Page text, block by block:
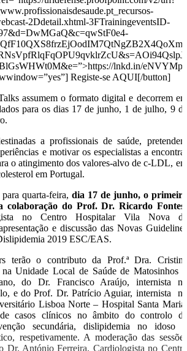
2Ddetail.xhtml-3FTrainingeventsID-
lnkd.in/
Registe-se AQUI[/button]
assumem o formato digital e decorrem em
para os dias 17 de junho, 1 de julho, 9 de
a profissionais de saúde, pretendem
e motivar os especialistas a encontrar
o atingimento dos valores-alvo de c-LDL, em
em Portugal.
quarta-feira, dia 17 de junho, o primeiro
colaboração do Prof. Dr. Ricardo Fontes-
no Centro Hospitalar Vila Nova de
e discussão das Novas Guidelines
2019 ESC/EAS.
terão o contributo da Prof.ª Dra. Cristina
Unidade Local de Saúde de Matosinhos –
do Dr. Francisco Araújo, internista no
e do Prof. Dr. Patrício Aguiar, internista no
Lisboa Norte – Hospital Santa Maria,
de casos clínicos no âmbito do controlo da
secundária, dislipidemia no idoso e
respetivamente. A moderação das sessões
Dr. António Ferreira, Cardiologista no Centro